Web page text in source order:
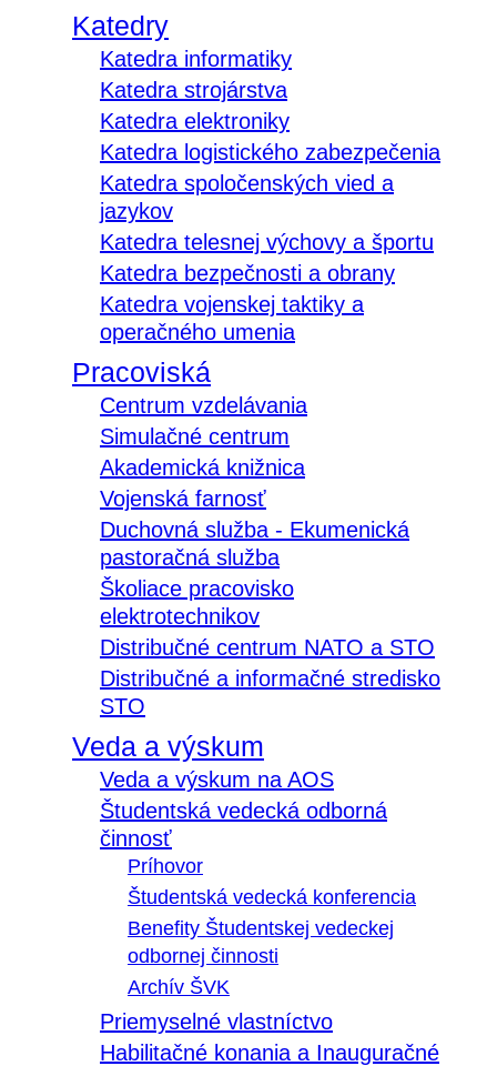
Katedry
Katedra informatiky
Katedra strojárstva
Katedra elektroniky
Katedra logistického zabezpečenia
Katedra spoločenských vied a
jazykov
Katedra telesnej výchovy a športu
Katedra bezpečnosti a obrany
Katedra vojenskej taktiky a
operačného umenia
Pracoviská
Centrum vzdelávania
Simulačné centrum
Akademická knižnica
Vojenská farnosť
Duchovná služba - Ekumenická
pastoračná služba
Školiace pracovisko
elektrotechnikov
Distribučné centrum NATO a STO
Distribučné a informačné stredisko
STO
Veda a výskum
Veda a výskum na AOS
Študentská vedecká odborná
činnosť
Príhovor
Študentská vedecká konferencia
Benefity Študentskej vedeckej
odbornej činnosti
Archív ŠVK
Priemyselné vlastníctvo
Habilitačné konania a Inauguračné